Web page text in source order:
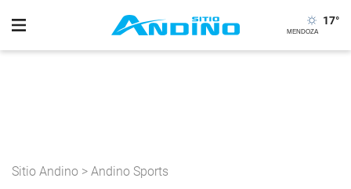
17°
Sitio Andino > Andino Sports